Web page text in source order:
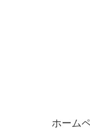
ホーム